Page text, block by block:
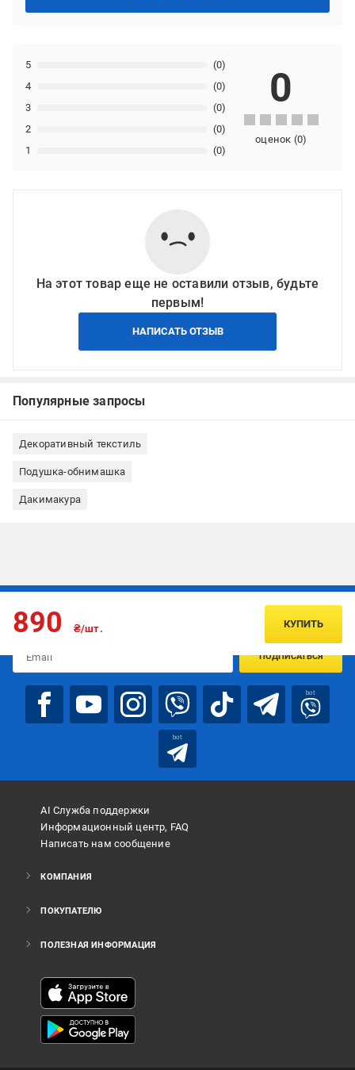
1 (0)
2 (0)
3 (0)
4 (0)
5 (0)
0
оценок (0)
На этот товар еще не оставили отзыв, будьте
первым!
НАПИСАТЬ ОТЗЫВ
Популярные запросы
Декоративный текстиль
Подушка-обнимашка
Дакимакура
890 ₴/шт. КУПИТЬ
Подписывайтесь, чтобы узнавать первым об акцияx и
ПОДПИСАТЬСЯ
bot
bot
AI Служба поддержки
Информационный центр, FAQ
Написать нам сообщение
КОМПАНИЯ
ПОКУПАТЕЛЮ
ПОЛЕЗНАЯ ИНФОРМАЦИЯ